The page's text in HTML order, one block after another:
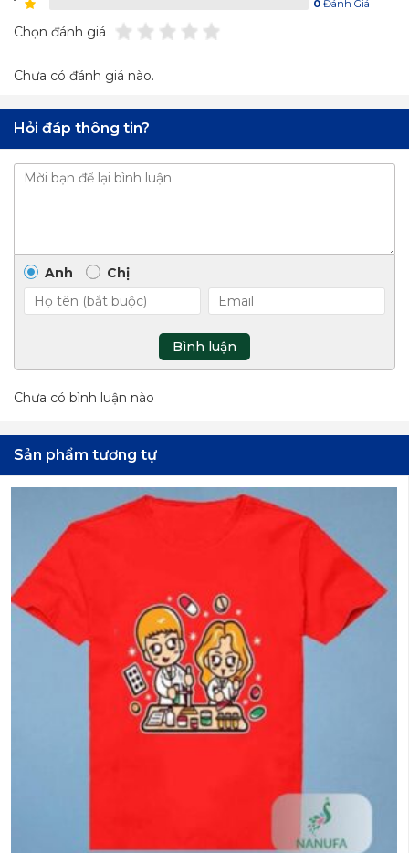
1 0 Đánh Giá
Chọn đánh giá
Chưa có đánh giá nào.
Hỏi đáp thông tin?
Anh Chị
Bình luận
Chưa có bình luận nào
Sản phẩm tương tự